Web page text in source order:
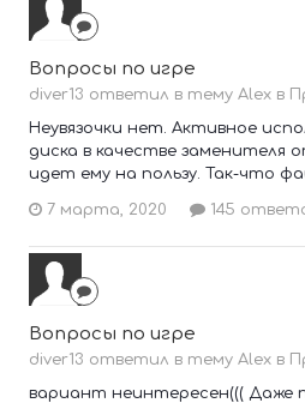
Вопросы по игре
diver13 ответил в тему Alex в
Неувязочки нет. Активное
диска в качестве заменителя
идет ему на пользу. Так-что
7 марта, 2020 145
Вопросы по игре
diver13 ответил в тему Alex в
вариант неинтересен((( Даже